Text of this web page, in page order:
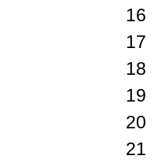
16
17
18
19
20
21